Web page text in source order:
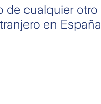
cualquier
en